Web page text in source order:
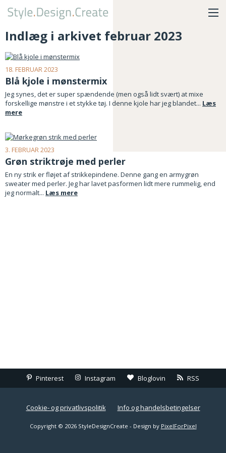
Indlæg i arkivet februar 2023
18. FEBRUAR 2023
Blå kjole i mønstermix
Jeg synes, det er super spændende (men også lidt svært) at mixe
forskellige mønstre i et stykke tøj. I denne kjole har jeg blandet... Læs
mere
3. FEBRUAR 2023
Grøn striktrøje med perler
En ny strik er fløjet af strikkepindene. Denne gang en armygrøn
sweater med perler. Jeg har lavet pasformen lidt mere rummelig, end
jeg normalt... Læs mere
Pinterest Instagram Bloglovin RSS
Cookie- og privatlivspolitik Info og handelsbetingelser
Copyright © 2026 StyleDesignCreate - Design by PixelForPixel